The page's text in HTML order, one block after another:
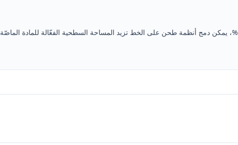
لتحقيق كفاءات إزالة تفوق 95%، يمكن دمج أنظمة طحن على الخط تزيد المساحة السطحية الفعّالة للمادة الماصّة